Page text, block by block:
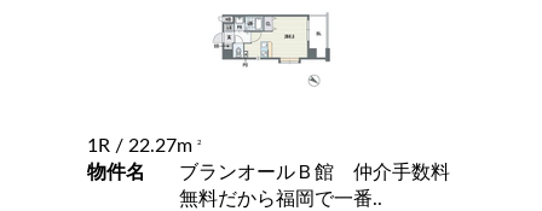
1R / 22.27m 2
物件名
ブランオールＢ館 仲介手数料
無料だから福岡で一番..